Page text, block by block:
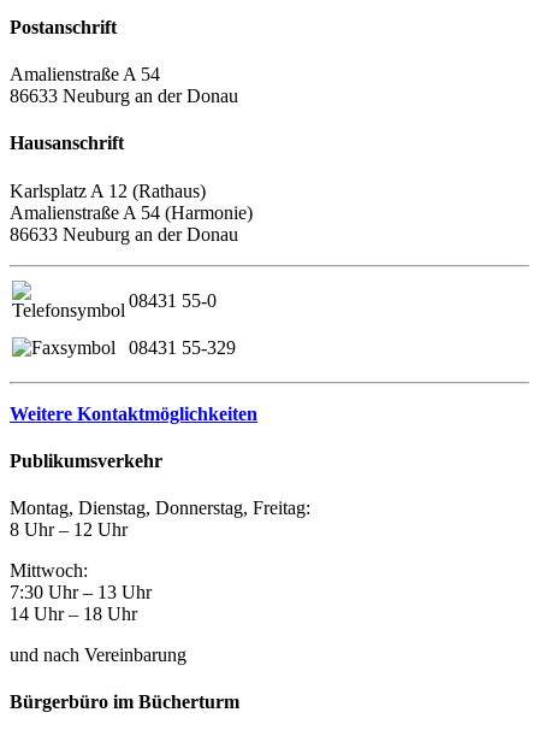
Postanschrift
Amalienstraße A 54
86633 Neuburg an der Donau
Hausanschrift
Karlsplatz A 12 (Rathaus)
Amalienstraße A 54 (Harmonie)
86633 Neuburg an der Donau
08431 55-0
08431 55-329
Weitere Kontaktmöglichkeiten
Publikumsverkehr
Montag, Dienstag, Donnerstag, Freitag:
8 Uhr – 12 Uhr
Mittwoch:
7:30 Uhr – 13 Uhr
14 Uhr – 18 Uhr
und nach Vereinbarung
Bürgerbüro im Bücherturm